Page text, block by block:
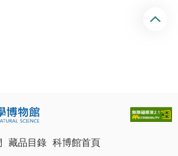
藏品目錄 科博館首頁
回
頂
端